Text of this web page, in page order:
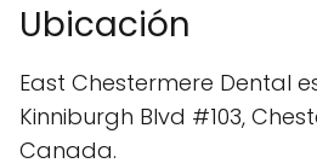
Ubicación
East Chestermere Dental
Kinniburgh Blvd #103,
Canada.